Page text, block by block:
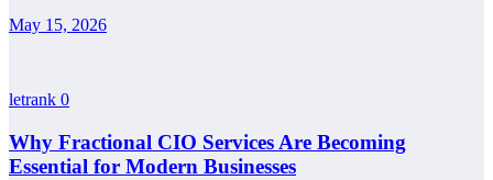
May 15, 2026
letrank 0
Why Fractional CIO Services Are Becoming
Essential for Modern Businesses